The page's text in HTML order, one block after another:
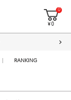
0
¥ 0
RANKING